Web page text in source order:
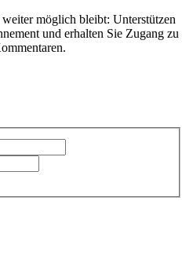
möglich bleibt: Unterstützen
und erhalten Sie Zugang zu